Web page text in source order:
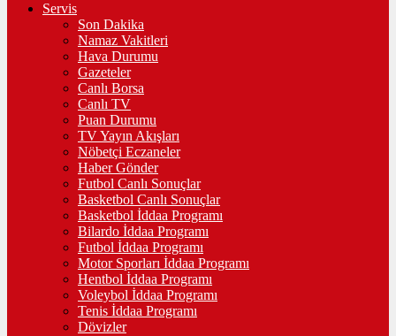
Servis
Son Dakika
Namaz Vakitleri
Hava Durumu
Gazeteler
Canlı Borsa
Canlı TV
Puan Durumu
TV Yayın Akışları
Nöbetçi Eczaneler
Haber Gönder
Futbol Canlı Sonuçlar
Basketbol Canlı Sonuçlar
Basketbol İddaa Programı
Bilardo İddaa Programı
Futbol İddaa Programı
Motor Sporları İddaa Programı
Hentbol İddaa Programı
Voleybol İddaa Programı
Tenis İddaa Programı
Dövizler